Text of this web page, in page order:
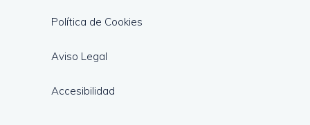
Política de Cookies
Aviso Legal
Accesibilidad